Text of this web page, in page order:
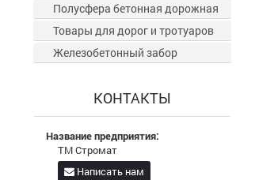
Полусфера бетонная дорожная
Товары для дорог и тротуаров
Железобетонный забор
КОНТАКТЫ
Название предприятия:
ТМ Стромат
Написать нам